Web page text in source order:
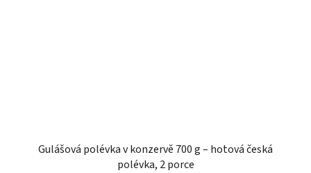
Gulášová polévka v konzervě 700 g – hotová česká
polévka, 2 porce